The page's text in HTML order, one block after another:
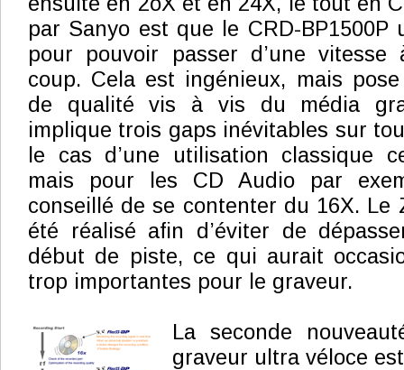
par Sanyo est que le CRD-BP1500P
pour pouvoir passer d’une vitesse
coup. Cela est ingénieux, mais
de qualité vis à vis du média
implique trois gaps inévitables sur
le cas d’une utilisation classique
mais pour les CD Audio par
conseillé de se contenter du 16X. Le
été réalisé afin d’éviter de
début de piste, ce qui aurait
trop importantes pour le graveur.
La seconde
graveur ultra véloce